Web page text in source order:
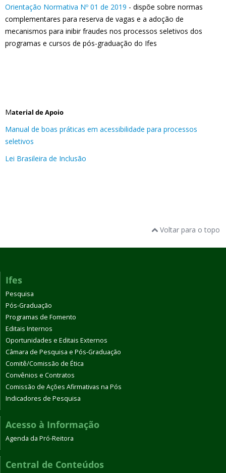
Orientação Normativa Nº 01 de 2019 - dispõe sobre normas
complementares para reserva de vagas e a adoção de
mecanismos para inibir fraudes nos processos seletivos dos
programas e cursos de pós-graduação do Ifes
Material de Apoio
Manual de boas práticas em acessibilidade para processos
seletivos
Lei Brasileira de Inclusão
Voltar para o topo
Ifes
Pesquisa
Pós-Graduação
Programas de Fomento
Editais Internos
Oportunidades e Editais Externos
Câmara de Pesquisa e Pós-Graduação
Comitê/Comissão de Ética
Convênios e Contratos
Comissão de Ações Afirmativas na Pós
Indicadores de Pesquisa
Acesso à Informação
Agenda da Pró-Reitora
Central de Conteúdos